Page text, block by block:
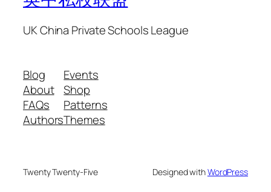
UK China Private Schools League
Blog
About
FAQs
Authors
Events
Shop
Patterns
Themes
Twenty Twenty-Five Designed withWordPress